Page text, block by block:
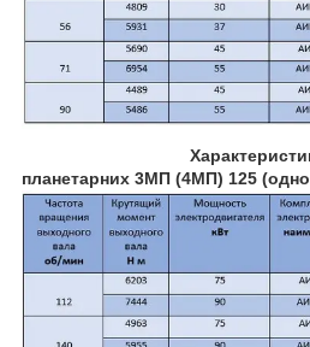
планетарних 3МП (4МП) 125